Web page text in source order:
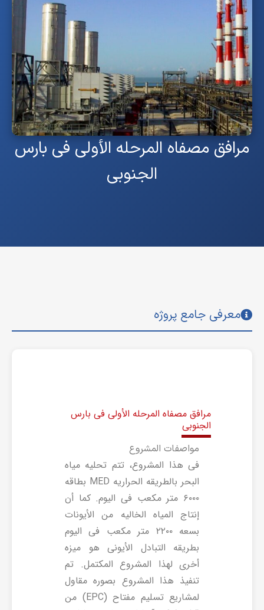
مرافق مصفاه المرحله الأولى فی بارس
الجنوبی
معرفی جامع پروژه
مرافق مصفاه المرحله الأولى فی بارس
الجنوبی
مواصفات المشروع
فی هذا المشروع، تتم تحلیه میاه
البحر بالطریقه الحراریه MED بطاقه
۶۰۰۰ متر مکعب فی الیوم. کما أن
إنتاج المیاه الخالیه من الأیونات
بسعه ۲۲۰۰ متر مکعب فی الیوم
بطریقه التبادل الأیونی هو میزه
أخرى لهذا المشروع المکتمل. تم
تنفیذ هذا المشروع بصوره مقاول
لمشاریع تسلیم مفتاح (EPC) من